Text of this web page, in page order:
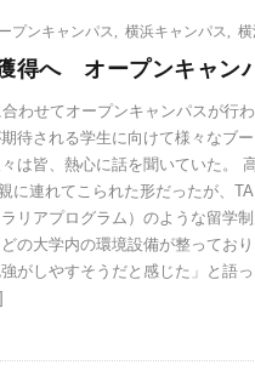
プンキャンパス 横浜キャンパス 横
得へ オープンキャン
わせてオープンキャンパスが行
待される学生に向けて様々なブ
は皆、熱心に話を聞いていた。
に連れてこられた形だったが、
リアプログラム）のような留学
の大学内の環境設備が整ってお
がしやすそうだと感じた」と語